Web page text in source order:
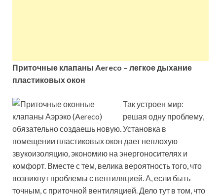
Приточные клапаны Aereco – легкое дыхание
пластиковых окон
Так устроен мир:
решая одну проблему,
обязательно создаешь новую. Установка в
помещении пластиковых окон дает неплохую
звукоизоляцию, экономию на энергоносителях и
комфорт. Вместе с тем, велика вероятность того, что
возникнут проблемы с вентиляцией. А, если быть
точным, с приточной вентиляцией. Дело тут в том, что